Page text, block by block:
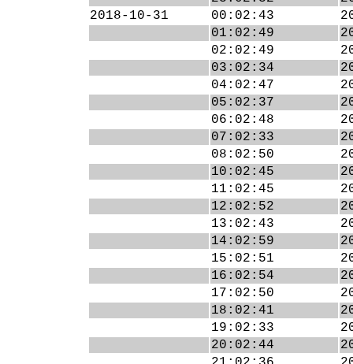
2018-10-31
00:02:43
01:02:49
02:02:49
03:02:34
04:02:47
05:02:37
06:02:48
07:02:33
08:02:50
10:02:45
11:02:45
12:02:52
13:02:43
14:02:59
15:02:51
16:02:54
17:02:50
18:02:41
19:02:33
20:02:44